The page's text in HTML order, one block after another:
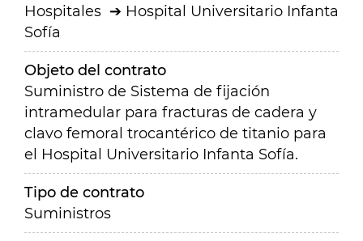
Hospitales
Hospital Universitario Infanta
Sofía
Objeto del contrato
Suministro de Sistema de fijación
intramedular para fracturas de cadera y
clavo femoral trocantérico de titanio para
el Hospital Universitario Infanta Sofía.
Tipo de contrato
Suministros